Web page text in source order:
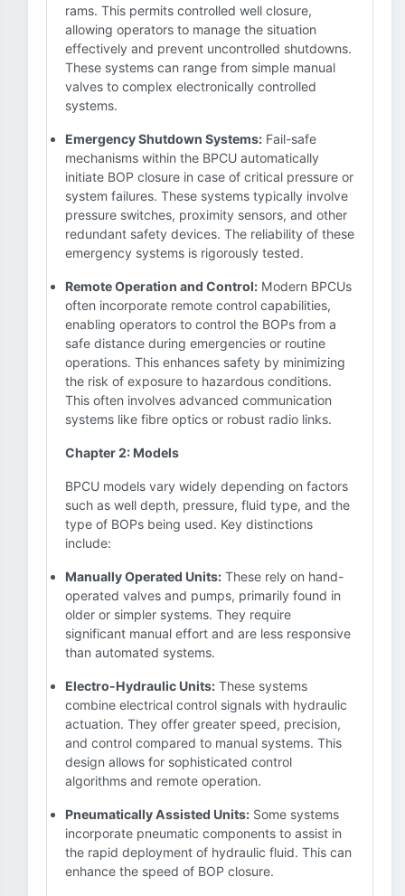
rams. This permits controlled well closure,
allowing operators to manage the situation
effectively and prevent uncontrolled shutdowns.
These systems can range from simple manual
valves to complex electronically controlled
systems.
Emergency Shutdown Systems: Fail-safe
mechanisms within the BPCU automatically
initiate BOP closure in case of critical pressure or
system failures. These systems typically involve
pressure switches, proximity sensors, and other
redundant safety devices. The reliability of these
emergency systems is rigorously tested.
Remote Operation and Control: Modern BPCUs
often incorporate remote control capabilities,
enabling operators to control the BOPs from a
safe distance during emergencies or routine
operations. This enhances safety by minimizing
the risk of exposure to hazardous conditions.
This often involves advanced communication
systems like fibre optics or robust radio links.
Chapter 2: Models
BPCU models vary widely depending on factors
such as well depth, pressure, fluid type, and the
type of BOPs being used. Key distinctions
include:
Manually Operated Units: These rely on hand-
operated valves and pumps, primarily found in
older or simpler systems. They require
significant manual effort and are less responsive
than automated systems.
Electro-Hydraulic Units: These systems
combine electrical control signals with hydraulic
actuation. They offer greater speed, precision,
and control compared to manual systems. This
design allows for sophisticated control
algorithms and remote operation.
Pneumatically Assisted Units: Some systems
incorporate pneumatic components to assist in
the rapid deployment of hydraulic fluid. This can
enhance the speed of BOP closure.